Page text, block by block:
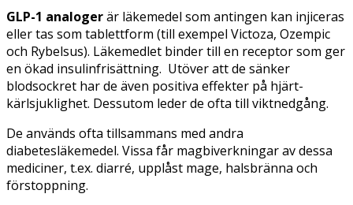
GLP-1 analogerär läkemedel som antingen kan injiceras
eller tas som tablettform (till exempel Victoza, Ozempic
och Rybelsus). Läkemedlet binder till en receptor som ger
en ökad insulinfrisättning. Utöver att de sänker
blodsockret har de även positiva effekter på hjärt-
kärlsjuklighet. Dessutom leder de ofta till viktnedgång.
De används ofta tillsammans med andra
diabetesläkemedel. Vissa får magbiverkningar av dessa
mediciner, t.ex. diarré, upplåst mage, halsbränna och
förstoppning.